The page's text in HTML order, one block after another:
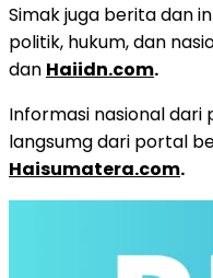
Simak juga berita dan
politik, hukum, dan
dan Haiidn.com.
Informasi nasional
langsumg dari portal
Haisumatera.com.